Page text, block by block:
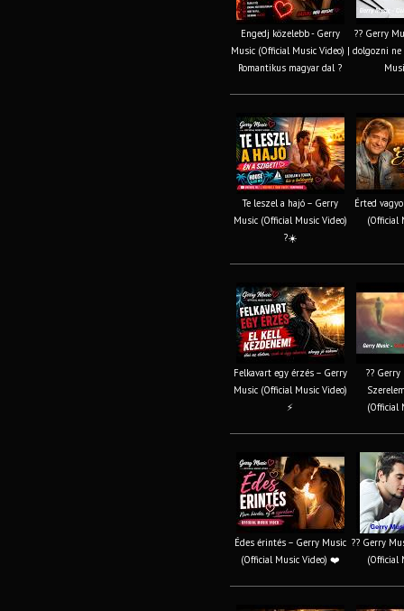
Engedj közelebb - Gerry
Music (Official Music Video) |
Romantikus magyar dal ?
?? Gerry
dolgozni ne
Te leszel a hajó – Gerry
Music (Official Music Video)
?☀️
Érted
(Official
Felkavart egy érzés – Gerry
Music (Official Music Video)
⚡
?? Gerry
(Official
Édes érintés – Gerry Music
(Official Music Video) ❤️
?? Gerry
(Official